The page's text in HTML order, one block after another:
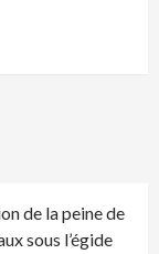
de la peine de
sous l’égide